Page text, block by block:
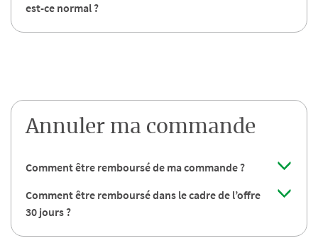
est-ce normal ?
Annuler ma commande
Comment être remboursé de ma commande ?
Comment être remboursé dans le cadre de l’offre
30 jours ?